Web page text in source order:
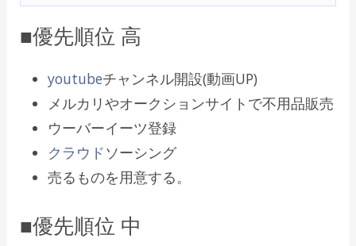
■優先順位 高
youtubeチャンネル開設(動画UP)
メルカリやオークションサイトで不用品販売
ウーバーイーツ登録
クラウドソーシング
売るものを用意する。
■優先順位 中